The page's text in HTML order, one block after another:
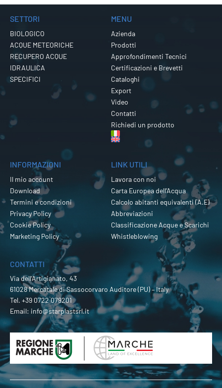
SETTORI
BIOLOGICO
ACQUE METEORICHE
RECUPERO ACQUE
IDRAULICA
SPECIFICI
MENU
Azienda
Prodotti
Approfondimenti Tecnici
Certificazioni e Brevetti
Cataloghi
Export
Video
Contatti
Richiedi un prodotto
INFORMAZIONI
Il mio account
Download
Termini e condizioni
Privacy Policy
Cookie Policy
Marketing Policy
LINK UTILI
Lavora con noi
Carta Europea dell’Acqua
Calcolo abitanti equivalenti (A.E)
Abbreviazioni
Classificazione Acque e Scarichi
Whistleblowing
CONTATTI
Via dell’Artigianato, 43
61028 Mercatale di Sassocorvaro Auditore (PU) – Italy
Tel. +39 0722 079201
Email: info@starplastsrl.it